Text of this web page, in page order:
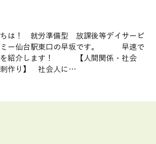
ちは！ 就労準備型 放課後等デイサービ
ミー仙台駅東口の早坂です。 早速で
を紹介します！ 【人間関係・社会
刺作り】 社会人に…